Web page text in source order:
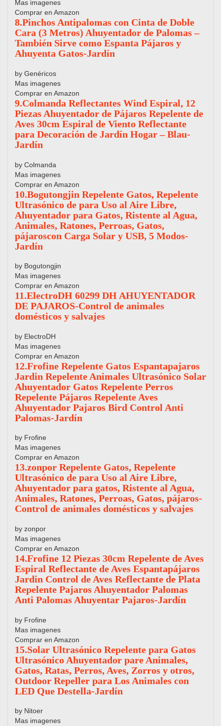
Mas imagenes
Comprar en Amazon
8.Pinchos Antipalomas con Cinta de Doble
Cara (3 Metros) Ahuyentador de Palomas –
También Sirve como Espanta Pájaros y
Ahuyenta Gatos-Jardín
by Genéricos
Mas imagenes
Comprar en Amazon
9.Colmanda Reflectantes Wind Espiral, 12
Piezas Ahuyentador de Pájaros Repelente de
Aves 30cm Espiral de Viento Reflectante
para Decoración de Jardín Hogar – Blau-
Jardín
by Colmanda
Mas imagenes
Comprar en Amazon
10.Bogutongjin Repelente Gatos, Repelente
Ultrasónico de para Uso al Aire Libre,
Ahuyentador para Gatos, Ristente al Agua,
Animales, Ratones, Perroas, Gatos,
pájaroscon Carga Solar y USB, 5 Modos-
Jardín
by Bogutongjin
Mas imagenes
Comprar en Amazon
11.ElectroDH 60299 DH AHUYENTADOR
DE PAJAROS-Control de animales
domésticos y salvajes
by ElectroDH
Mas imagenes
Comprar en Amazon
12.Frofine Repelente Gatos Espantapajaros
Jardin Repelente Animales Ultrasónico Solar
Ahuyentador Gatos Repelente Perros
Repelente Pájaros Repelente Aves
Ahuyentador Pajaros Bird Control Anti
Palomas-Jardín
by Frofine
Mas imagenes
Comprar en Amazon
13.zonpor Repelente Gatos, Repelente
Ultrasónico de para Uso al Aire Libre,
Ahuyentador para gatos, Ristente al Agua,
Animales, Ratones, Perroas, Gatos, pájaros-
Control de animales domésticos y salvajes
by zonpor
Mas imagenes
Comprar en Amazon
14.Frofine 12 Piezas 30cm Repelente de Aves
Espiral Reflectante de Aves Espantapájaros
Jardin Control de Aves Reflectante de Plata
Repelente Pajaros Ahuyentador Palomas
Anti Palomas Ahuyentar Pajaros-Jardín
by Frofine
Mas imagenes
Comprar en Amazon
15.Solar Ultrasónico Repelente para Gatos
Ultrasónico Ahuyentador pare Animales,
Gatos, Ratas, Perros, Aves, Zorros y otros,
Outdoor Repeller para Los Animales con
LED Que Destella-Jardín
by Nitoer
Mas imagenes